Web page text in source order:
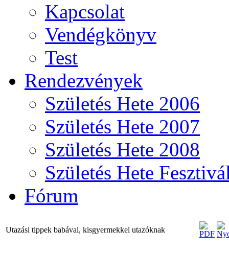
Kapcsolat
Vendégkönyv
Test
Rendezvények
Születés Hete 2006
Születés Hete 2007
Születés Hete 2008
Születés Hete
Fórum
Utazási tippek babával, kisgyermekkel utazóknak